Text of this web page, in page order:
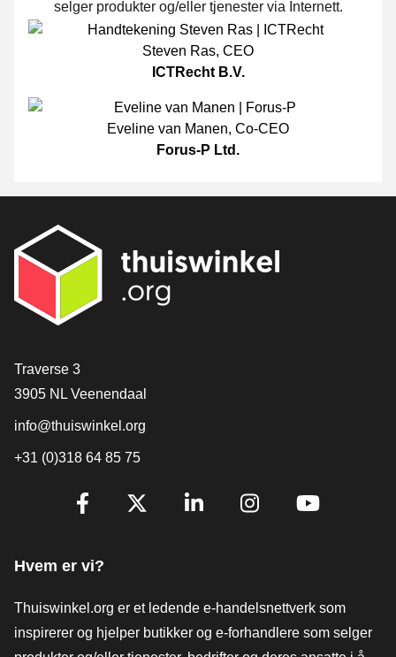
selger produkter og/eller tjenester via Internett.
Steven Ras, CEO
ICTRecht B.V.
Eveline van Manen, Co-CEO
Forus-P Ltd.
[_General:Contact]
Traverse 3
3905 NL Veenendaal
info@thuiswinkel.org
+31 (0)318 64 85 75
[_General:SocialMediaTitle]
Hvem er vi?
Thuiswinkel.org er et ledende e-handelsnettverk som
inspirerer og hjelper butikker og e-forhandlere som selger